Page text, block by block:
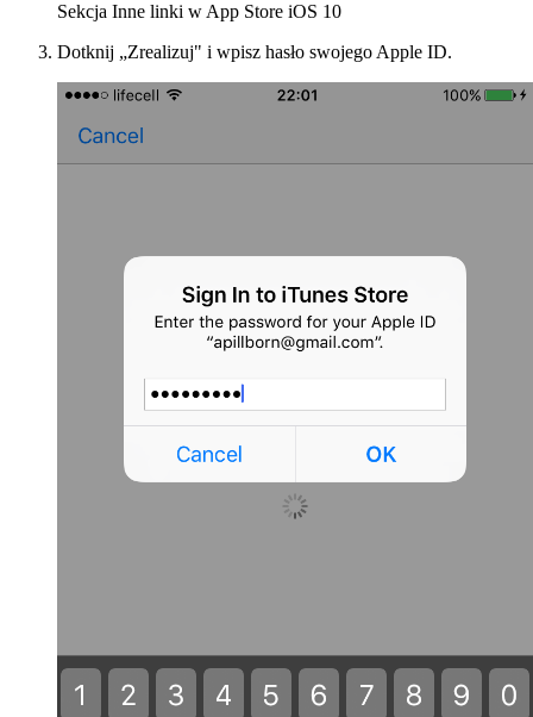
Sekcja Inne linki w App Store iOS 10
Dotknij „Zrealizuj" i wpisz hasło swojego Apple ID.